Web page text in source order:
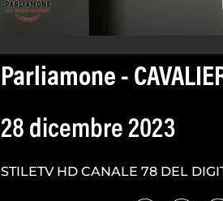
Parliamone -
28 dicembre 2023
STILETV HD CANALE 78 DEL